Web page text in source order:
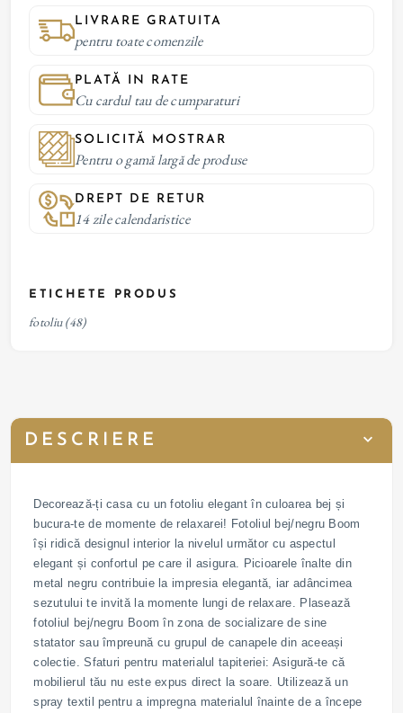
LIVRARE GRATUITA
pentru toate comenzile
PLATĂ IN RATE
Cu cardul tau de cumparaturi
SOLICITĂ MOSTRAR
Pentru o gamă largă de produse
DREPT DE RETUR
14 zile calendaristice
ETICHETE PRODUS
fotoliu (48)
DESCRIERE
Decorează-ți casa cu un fotoliu elegant în culoarea bej și
bucura-te de momente de relaxarei! Fotoliul bej/negru Boom
își ridică designul interior la nivelul următor cu aspectul
elegant și confortul pe care il asigura. Picioarele înalte din
metal negru contribuie la impresia elegantă, iar adâncimea
sezutului te invită la momente lungi de relaxare. Plasează
fotoliul bej/negru Boom în zona de socializare de sine
statator sau împreună cu grupul de canapele din aceeași
colectie. Sfaturi pentru materialul tapiteriei: Asigură-te că
mobilierul tău nu este expus direct la soare. Utilizează un
spray textil pentru a impregna materialul înainte de a începe